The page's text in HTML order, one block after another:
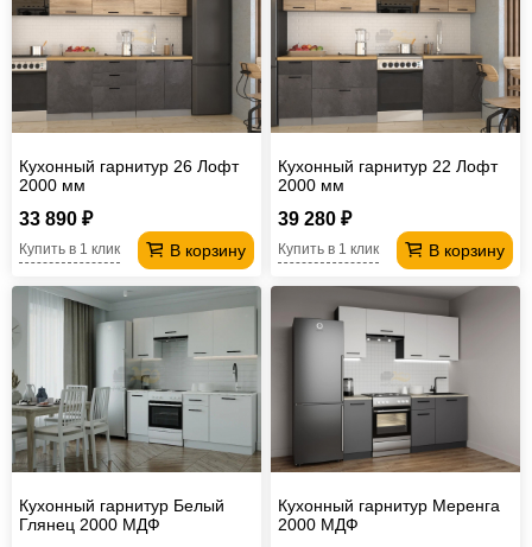
Кухонный гарнитур 26 Лофт
2000 мм
33 890 ₽
В корзину
Купить в 1 клик
Кухонный гарнитур 22 Лофт
2000 мм
39 280 ₽
В корзину
Купить в 1 клик
Кухонный гарнитур Белый
Глянец 2000 МДФ
Кухонный гарнитур Меренга
2000 МДФ